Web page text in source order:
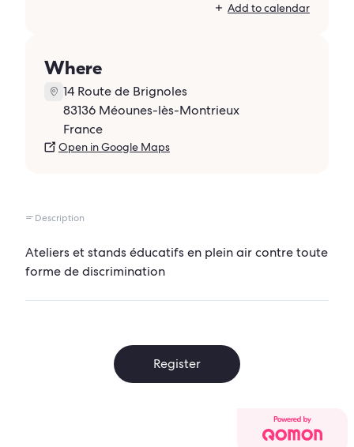
Add to calendar
Where
14 Route de Brignoles
83136 Méounes-lès-Montrieux
France
Open in Google Maps
Description
Ateliers et stands éducatifs en plein air contre toute
forme de discrimination
Register